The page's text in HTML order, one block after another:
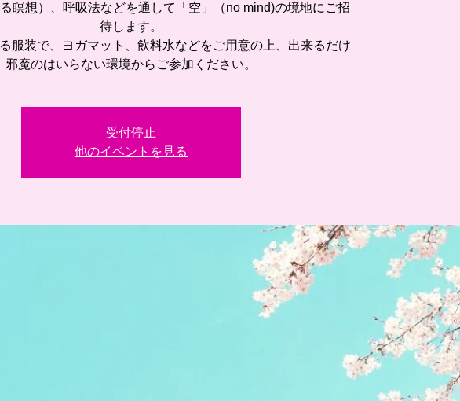
瞑想）、呼吸法などを通して「空」（no mind)の境地にご招
待します。
服装で、ヨガマット、飲料水などをご用意の上、出来るだけ
邪魔のはいらない環境からご参加ください。
受付停止
他のイベントを見る